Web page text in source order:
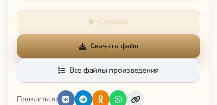
Слушать
Скачать файл
Все файлы произведения
Поделиться: